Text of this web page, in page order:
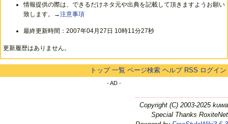
情報提供の際は、できるだけネタ元や出典を記載して頂きますようお願い
致します。→注意事項
最終更新時間：2007年04月27日 10時11分27秒
更新履歴はありません。
トップ 一覧 ページ検索 ヘルプ RSS ログイン
- AD -
Copyright (C) 2003-2025 kuwa
Special Thanks RoxiteNet